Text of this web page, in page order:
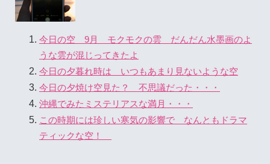
今日の空 9月 モクモクの雲 だんだん水墨画のよ
うな雲が混じってきたよ
今日の夕暮れ時は いつもあまり見ないような空
今日の夕焼け空見た？ 不思議だった・・・
沖縄でみたミステリアスな満月・・・
この時期には珍しい寒気の影響で なんともドラマ
ティックな空！